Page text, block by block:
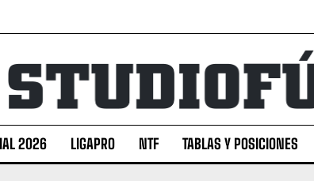
2026 LIGAPRO NTF TABLAS Y POSICIONES